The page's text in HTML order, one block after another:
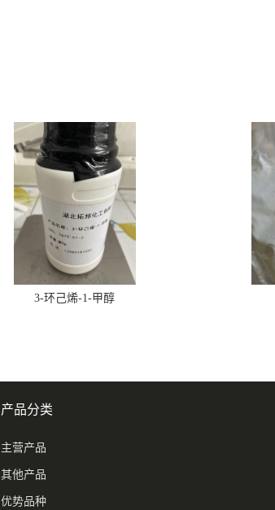
3-环己烯-1-甲醇
产品分类
主营产品
其他产品
优势品种